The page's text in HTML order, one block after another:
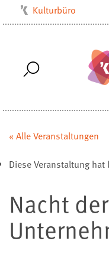
Kulturbüro
Stadtarchiv
Stadtbibliothek
Villa Bosch
« Alle Veranstaltungen
Diese Veranstaltung
Nacht